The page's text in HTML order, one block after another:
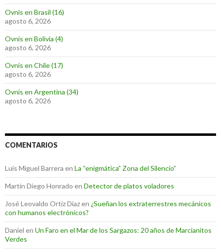
Ovnis en Brasil (16)
agosto 6, 2026
Ovnis en Bolivia (4)
agosto 6, 2026
Ovnis en Chile (17)
agosto 6, 2026
Ovnis en Argentina (34)
agosto 6, 2026
COMENTARIOS
Luis Miguel Barrera en La “enigmática” Zona del Silencio”
Martin Diego Honrado en Detector de platos voladores
José Leovaldo Ortiz Díazen ¿Sueñan los extraterrestres mecánicos
con humanos electrónicos?
Daniel en Un Faro en el Mar de los Sargazos: 20 años de Marcianitos
Verdes